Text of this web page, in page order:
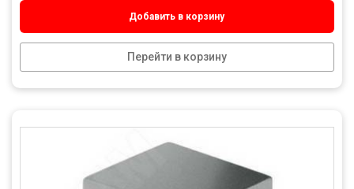
Добавить в корзину
Перейти в корзину